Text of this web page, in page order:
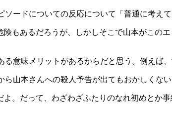
ードについての反応について「普通に考え
もあるだろうが、しかしそこで山本がこの
る意味メリットがあるからだと思う。例えば
ら山本さんへの殺人予告が出てもおかしくな
よ。だって、わざわざふたりのなれ初めとか